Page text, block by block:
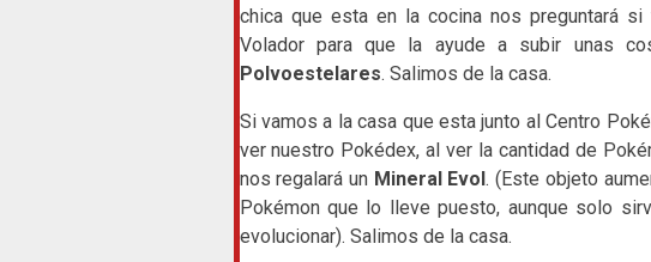
chica que esta en la cocina nos preguntará
Volador para que la ayude a subir unas
Polvoestelares. Salimos de la casa.
Si vamos a la casa que esta junto al Centro
ver nuestro Pokédex, al ver la cantidad de
nos regalará un Mineral Evol. (Este objeto
Pokémon que lo lleve puesto, aunque solo
evolucionar). Salimos de la casa.